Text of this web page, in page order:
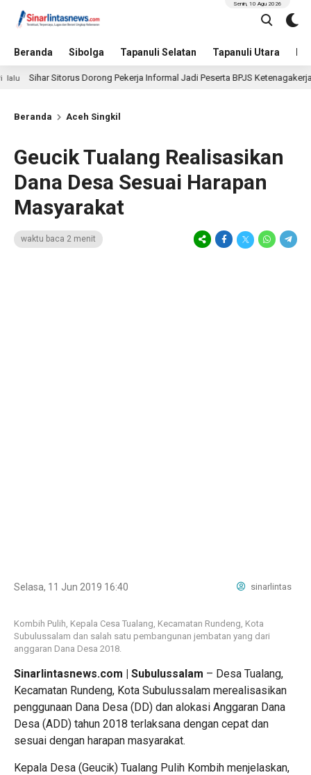
Beranda Sibolga Tapanuli Selatan Tapanuli Utara
Senin, 10 Agu 2026
Sitorus Dorong Pekerja Informal Jadi Peserta BPJS Ketenagakerjaan,
Beranda Aceh Singkil
Geucik Tualang Realisasikan
Dana Desa Sesuai Harapan
Masyarakat
waktu baca 2 menit
Selasa, 11 Jun 2019 16:40 sinarlintas
Kombih Pulih, Kepala Cesa Tualang, Kecamatan Rundeng, Kota
Subulussalam dan salah satu pembangunan jembatan yang dari
anggaran Dana Desa 2018.
Sinarlintasnews.com | Subulussalam – Desa Tualang,
Kecamatan Rundeng, Kota Subulussalam merealisasikan
penggunaan Dana Desa (DD) dan alokasi Anggaran Dana
Desa (ADD) tahun 2018 terlaksana dengan cepat dan
sesuai dengan harapan masyarakat.
Kepala Desa (Geucik) Tualang Pulih Kombih menjelaskan,